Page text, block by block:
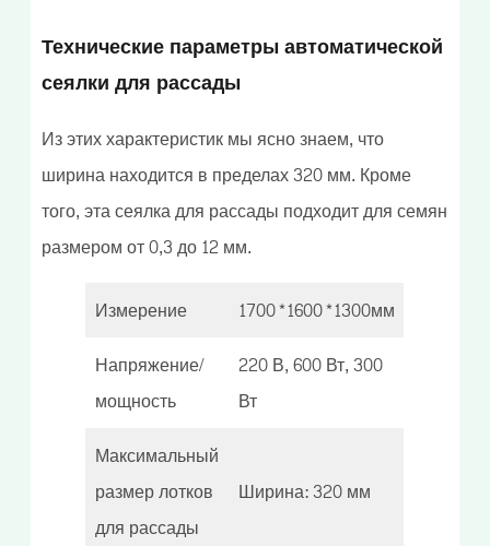
Технические параметры автоматической
сеялки для рассады
Из этих характеристик мы ясно знаем, что
ширина находится в пределах 320 мм. Кроме
того, эта сеялка для рассады подходит для семян
размером от 0,3 до 12 мм.
Измерение
1700*1600*1300мм
Напряжение/
мощность
220 В, 600 Вт, 300
Вт
Максимальный
размер лотков
для рассады
Ширина: 320 мм